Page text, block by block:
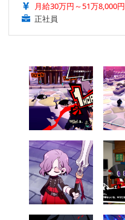
月給30万円～51万8,000円
正社員